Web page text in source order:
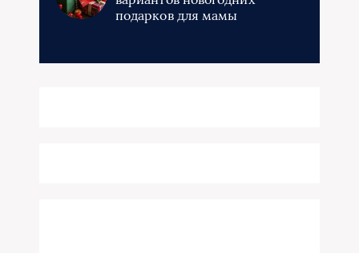
подарков для мамы